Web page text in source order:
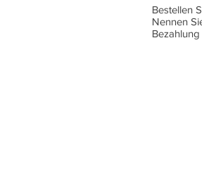
Bestellen
Nennen